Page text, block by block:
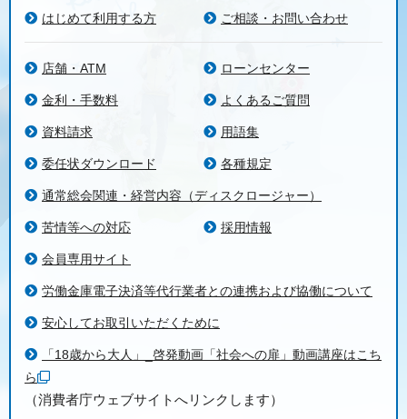
はじめて利用する方 ご相談・お問い合わせ
店舗・ATM ローンセンター
金利・手数料 よくあるご質問
資料請求 用語集
委任状ダウンロード 各種規定
通常総会関連・経営内容（ディスクロージャー）
苦情等への対応 採用情報
会員専用サイト
労働金庫電子決済等代行業者との連携および協働について
安心してお取引いただくために
「18歳から大人」_啓発動画「社会への扉」動画講座はこち
ら
（消費者庁ウェブサイトへリンクします）